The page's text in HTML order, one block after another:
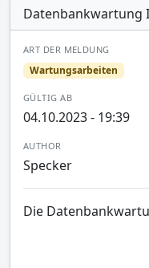
Datenbankwartung
ART DER MELDUNG
Wartungsarbeiten
GÜLTIG AB
04.10.2023 - 19:39
AUTHOR
Specker
Die